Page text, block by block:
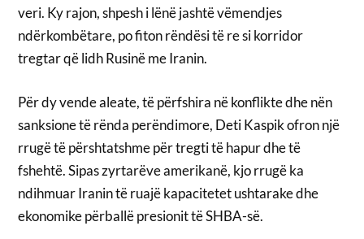
veri. Ky rajon, shpesh i lënë jashtë vëmendjes
ndërkombëtare, po fiton rëndësi të re si korridor
tregtar që lidh Rusinë me Iranin.
Për dy vende aleate, të përfshira në konflikte dhe nën
sanksione të rënda perëndimore, Deti Kaspik ofron një
rrugë të përshtatshme për tregti të hapur dhe të
fshehtë. Sipas zyrtarëve amerikanë, kjo rrugë ka
ndihmuar Iranin të ruajë kapacitetet ushtarake dhe
ekonomike përballë presionit të SHBA-së.